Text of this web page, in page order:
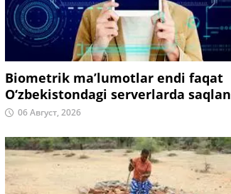
Biometrik ma’lumotlar endi faqat
O‘zbekistondagi serverlarda
06 Август, 2026